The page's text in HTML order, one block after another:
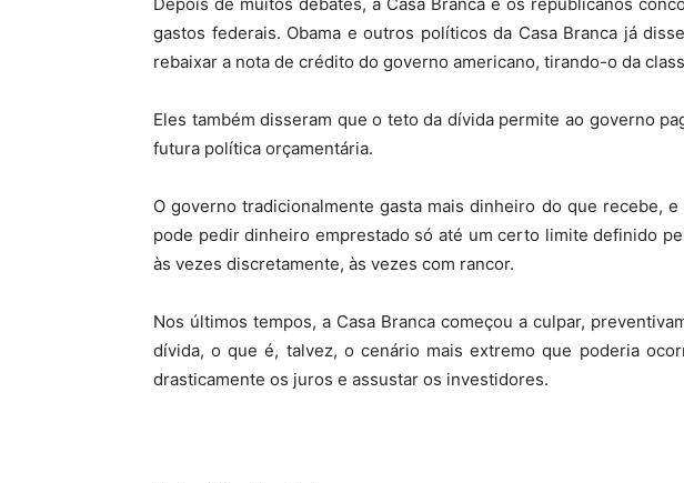
gastos federais. Obama e outros políticos da Casa Branca já
rebaixar a nota de crédito do governo americano, tirando-o da
Eles também disseram que o teto da dívida permite ao governo
futura política orçamentária.
O governo tradicionalmente gasta mais dinheiro do que recebe,
pode pedir dinheiro emprestado só até um certo limite definido
às vezes discretamente, às vezes com rancor.
Nos últimos tempos, a Casa Branca começou a culpar,
dívida, o que é, talvez, o cenário mais extremo que poderia
drasticamente os juros e assustar os investidores.